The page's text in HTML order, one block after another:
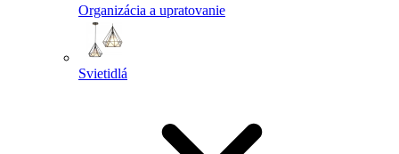
Organizácia a upratovanie
Svietidlá